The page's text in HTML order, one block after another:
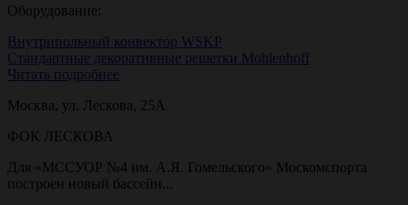
Оборудование:
Внутрипольный конвектор WSKP
Стандартные декоративные решетки Mohlenhoff
Читать подробнее
Москва, ул. Лескова, 25А
ФОК ЛЕСКОВА
Для «МССУОР №4 им. А.Я. Гомельского» Москомспорта
построен новый бассейн...